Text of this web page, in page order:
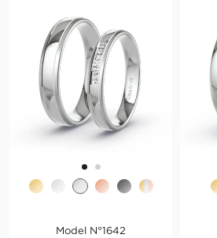
Model N°1642